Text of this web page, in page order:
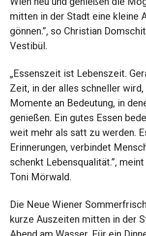
mitten in der Stadt eine kleine
gönnen.”, so Christian
Vestibül.
„Essenszeit ist Lebenszeit.
Zeit, in der alles schneller wird,
Momente an Bedeutung, in
genießen. Ein gutes Essen
weit mehr als satt zu werden.
Erinnerungen, verbindet
schenkt Lebensqualität.”,
Toni Mörwald.
Die Neue Wiener
kurze Auszeiten mitten in der